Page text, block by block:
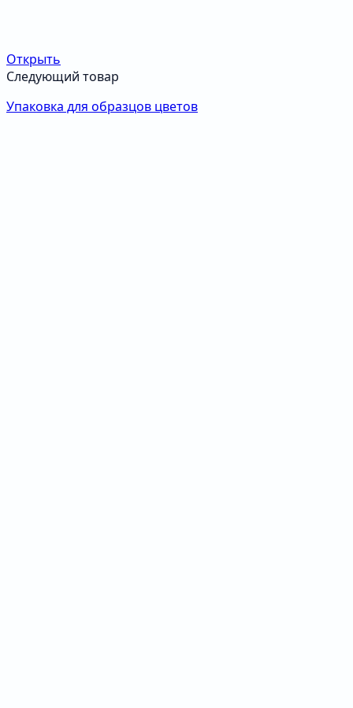
Открыть
Следующий товар
Упаковка для образцов цветов